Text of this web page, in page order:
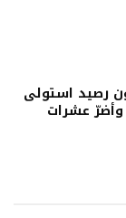
رصيد استولى
جنيه وأضرّ عشرات